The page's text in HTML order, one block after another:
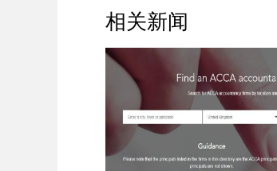
相关新闻